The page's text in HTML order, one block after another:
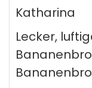
Katharina
Lecker,